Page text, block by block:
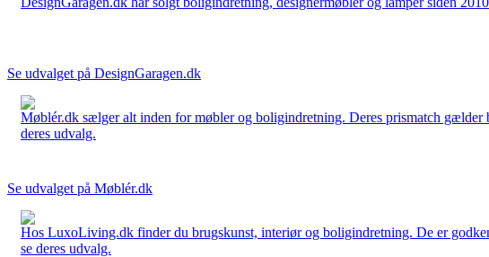
Se udvalget på DesignGaragen.dk
Møblér.dk sælger alt inden for møbler og boligindretning. Deres prismatch
deres udvalg.
Se udvalget på Møblér.dk
Hos LuxoLiving.dk finder du brugskunst, interiør og boligindretning. De er
se deres udvalg.